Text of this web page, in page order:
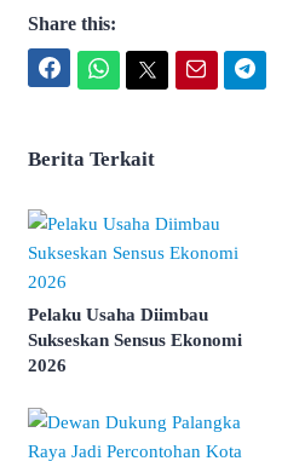
Share this:
Berita Terkait
Pelaku Usaha Diimbau
Sukseskan Sensus Ekonomi
2026